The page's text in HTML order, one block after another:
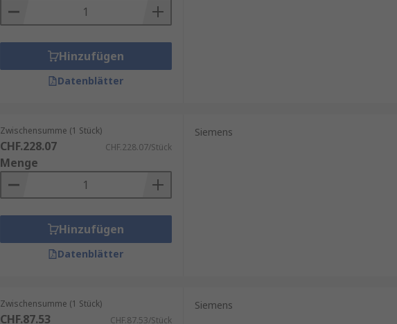
Hinzufügen
Datenblätter
Zwischensumme (1 Stück)
CHF.228.07 CHF.228.07/Stück
Menge
Hinzufügen
Datenblätter
Siemens
Zwischensumme (1 Stück)
CHF.87.53 CHF.87.53/Stück
Siemens